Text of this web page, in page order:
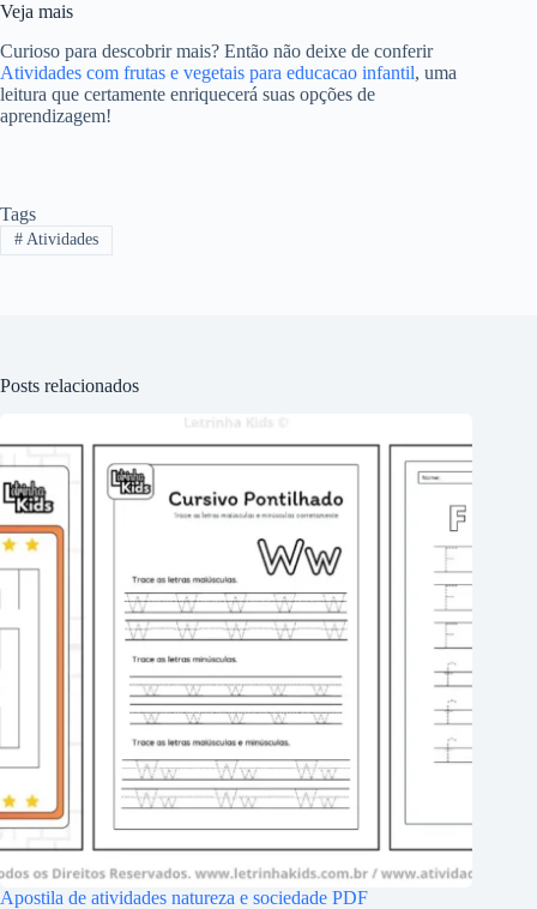
Veja mais
Curioso para descobrir mais? Então não deixe de conferir
Atividades com frutas e vegetais para educacao infantil, uma
leitura que certamente enriquecerá suas opções de
aprendizagem!
Tags
#Atividades
Posts relacionados
Apostila de atividades natureza e sociedade PDF